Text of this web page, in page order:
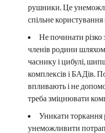
рушники. Це
спільне
Не починати різко
членів родини
часнику і цибулі,
комплексів і БАДів.
впливають і не
треба зміцнювати
Уникати
унеможливити